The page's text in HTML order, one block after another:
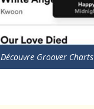
Découvre Groover Charts